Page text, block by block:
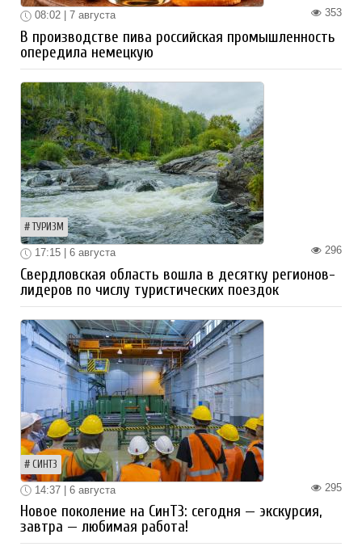
353
08:02 | 7 августа
В производстве пива российская промышленность
опередила немецкую
ТУРИЗМ
296
17:15 | 6 августа
Свердловская область вошла в десятку регионов-
лидеров по числу туристических поездок
СИНТЗ
295
14:37 | 6 августа
Новое поколение на СинТЗ: сегодня — экскурсия,
завтра — любимая работа!